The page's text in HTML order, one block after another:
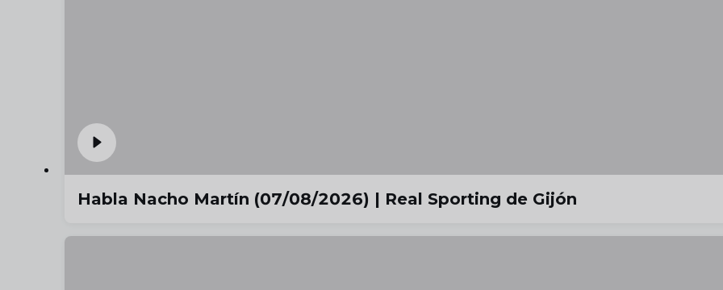
Habla Nacho Martín (07/08/2026) | Real Sporting de Gijón